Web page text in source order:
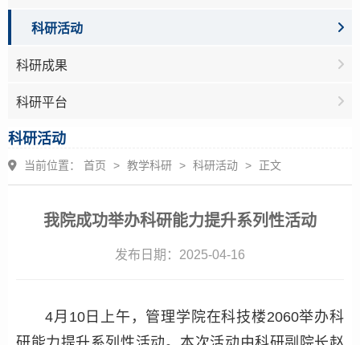
科研活动
科研成果
科研平台
科研活动
当前位置： 首页 > 教学科研 > 科研活动 > 正文
我院成功举办科研能力提升系列性活动
发布日期：2025-04-16
4月10日上午，管理学院在科技楼2060举办科